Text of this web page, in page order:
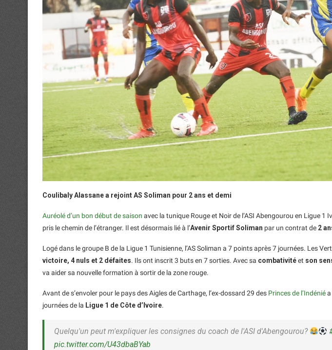
Coulibaly Alassane a rejoint AS Soliman pour 2 ans et demi
Auréolé d’un bon début de saison avec la tunique Rouge et Noir de l’ASI Abengourou en Ligue 1
pris le chemin de l’étranger. Il est désormais lié à l’Avenir Sportif Soliman par un contrat de 2
Logé dans le groupe B de la Ligue 1 Tunisienne, l’AS Soliman a 7 points après 7 journées. Les
victoire, 4 nuls et 2 défaites. Ils ont inscrit 3 buts en 7 sorties. Avec sa combativitéet son
va aider sa nouvelle formation à sortir de la zone rouge.
Avant de s’envoler pour le pays des Aigles de Carthage, l’ex-dossard 29 des Princes de l’Indénié
journées de la Ligue 1 de Côte d’Ivoire.
Quelqu'un peut m'expliquer les consignes du coach de l'ASI d'Abengourou?
pic.twitter.com/U43dbaBYab